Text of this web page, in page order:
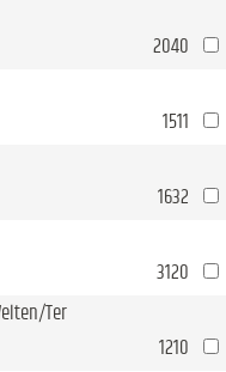
2040
1511
1632
3120
Ter
1210